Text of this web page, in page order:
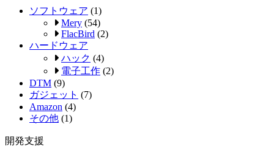
ソフトウェア (1)
Mery (54)
FlacBird (2)
ハードウェア
ハック (4)
電子工作 (2)
DTM (9)
ガジェット (7)
Amazon (4)
その他 (1)
開発支援